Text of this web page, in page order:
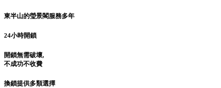
東半山的瑩景閣服務多年
24小時開鎖
開鎖無需破壞,
不成功不收費
換鎖提供多類選擇